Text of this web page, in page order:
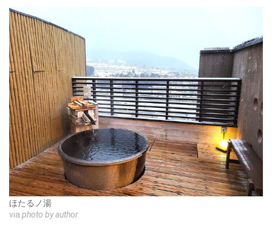
ほたるノ湯
via photo by author